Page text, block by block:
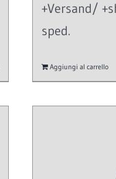
+Versand/
sped.
Aggiungi al carrello